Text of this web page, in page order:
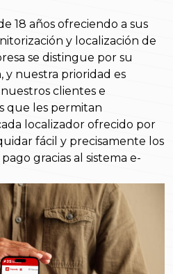
18 años ofreciendo a sus
y localización de
se distingue por su
y nuestra prioridad es
clientes e
que les permitan
localizador ofrecido por
fácil y precisamente los
gracias al sistema e-